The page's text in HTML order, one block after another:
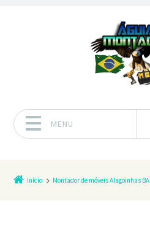
MENU
Início Montador de móveis Alagoinhas BA